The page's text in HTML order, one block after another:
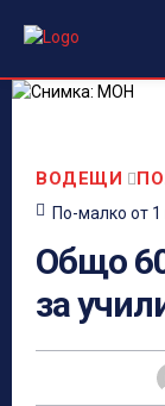
ВОДЕЩИ
По-малко от 1
Общо
за